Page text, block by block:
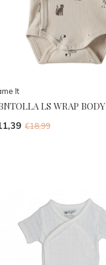
It
LS WRAP BODY
€18,99